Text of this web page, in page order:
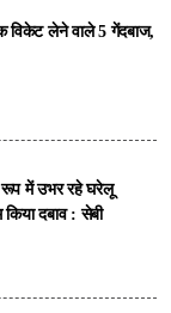
विकेट लेने वाले 5 गेंदबाज,
में उभर रहे घरेलू
दबाव : सेबी